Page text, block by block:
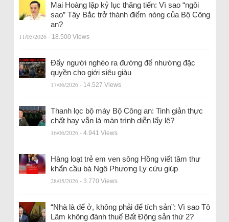
Mai Hoàng lập kỷ lục thăng tiến: Vì sao “ngôi
sao” Tây Bắc trở thành điểm nóng của Bộ Công
an?
11/05/2026 - 18.500 Views
Đẩy người nghèo ra đường để nhường đặc
quyền cho giới siêu giàu
17/06/2026 - 14.527 Views
Thanh lọc bộ máy Bộ Công an: Tinh giản thực
chất hay vẫn là màn trình diễn lấy lệ?
16/06/2026 - 4.941 Views
Hàng loạt trẻ em ven sông Hồng viết tâm thư
khẩn cầu bà Ngô Phương Ly cứu giúp
28/05/2026 - 3.770 Views
“Nhà là để ở, không phải để tích sản”: Vì sao Tô
Lâm không đánh thuế Bất Động sản thứ 2?